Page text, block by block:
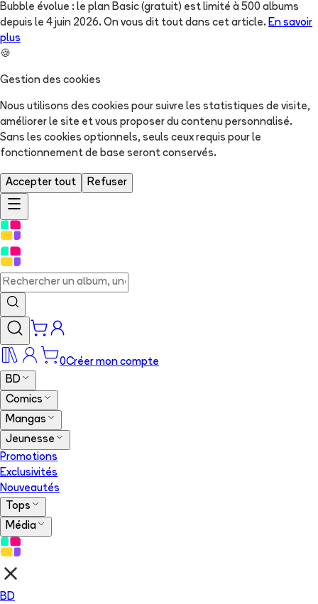
Bubble évolue : le plan Basic (gratuit) est limité à 500 albums
depuis le 4 juin 2026. On vous dit tout dans cet article. En savoir
plus
🍪
Gestion des cookies
Nous utilisons des cookies pour suivre les statistiques de visite,
améliorer le site et vous proposer du contenu personnalisé.
Sans les cookies optionnels, seuls ceux requis pour le
fonctionnement de base seront conservés.
Accepter tout Refuser
0Créer mon compte
BD
Comics
Mangas
Jeunesse
Promotions
Exclusivités
Nouveautés
Tops
Média
BD